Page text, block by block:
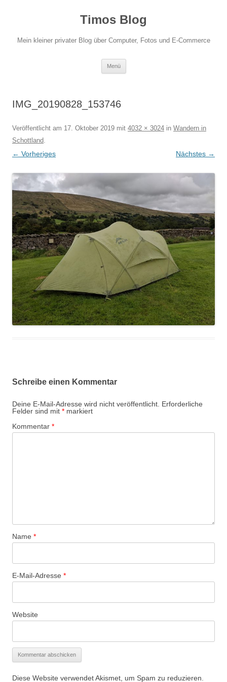
Timos Blog
Mein kleiner privater Blog über Computer, Fotos und E-Commerce
Menü
IMG_20190828_153746
Veröffentlicht am 17. Oktober 2019 mit 4032 × 3024 in Wandern in
Schottland.
← Vorheriges Nächstes →
Schreibe einen Kommentar
Deine E-Mail-Adresse wird nicht veröffentlicht. Erforderliche
Felder sind mit * markiert
Kommentar *
Name *
E-Mail-Adresse *
Website
Diese Website verwendet Akismet, um Spam zu reduzieren.